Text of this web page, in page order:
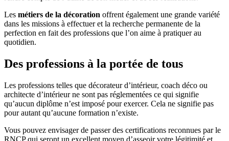
Les métiers de la décoration offrent également une grande variété
dans les missions à effectuer et la recherche permanente de la
perfection en fait des professions que l’on aime à pratiquer au
quotidien.
Des professions à la portée de tous
Les professions telles que décorateur d’intérieur, coach déco ou
architecte d’intérieur ne sont pas réglementées ce qui signifie
qu’aucun diplôme n’est imposé pour exercer. Cela ne signifie pas
pour autant qu’aucune formation n’existe.
Vous pouvez envisager de passer des certifications reconnues par le
RNCP qui seront un excellent moyen d’asseoir votre légitimité et